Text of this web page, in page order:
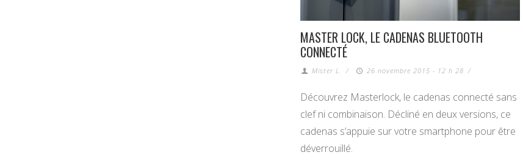
MASTER LOCK, LE CADENAS BLUETOOTH
CONNECTÉ
Mister L. / 26 novembre 2015 - 12 h 28 /
Découvrez Masterlock, le cadenas connecté sans
clef ni combinaison. Décliné en deux versions, ce
cadenas s’appuie sur votre smartphone pour être
déverrouillé.